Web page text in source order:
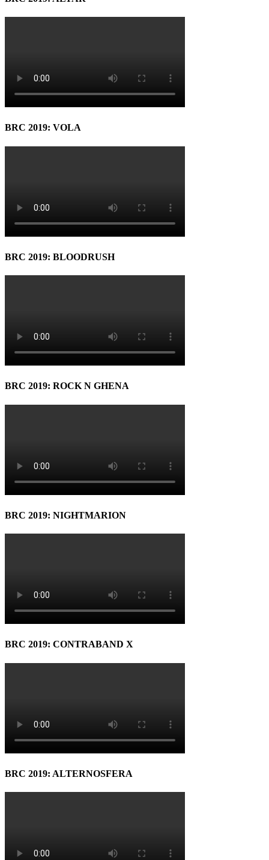
BRC 2019: VOLA
BRC 2019: BLOODRUSH
BRC 2019: ROCK N GHENA
BRC 2019: NIGHTMARION
BRC 2019: CONTRABAND X
BRC 2019: ALTERNOSFERA